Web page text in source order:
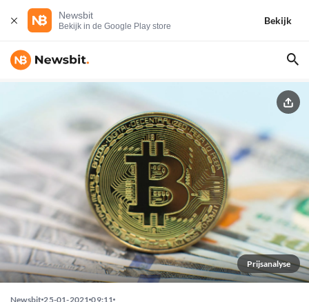
Newsbit
Bekijk in de Google Play store
Bekijk
Prijsanalyse
Newsbit 25-01-2021 09:11